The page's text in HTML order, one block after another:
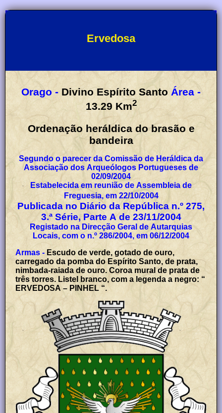
Ervedosa
Orago - Divino Espírito Santo Área -
13.29 Km2
Ordenação heráldica do brasão e
bandeira
Segundo o parecer da Comissão de Heráldica da
Associação dos Arqueólogos Portugueses de
02/09/2004
Estabelecida em reunião de Assembleia de
Freguesia, em 22/10/2004
Publicada no Diário da República n.º 275,
3.ª Série, Parte A de 23/11/2004
Registado na Direcção Geral de Autarquias
Locais, com o n.º 286/2004, em 06/12/2004
Armas - Escudo de verde, gotado de ouro,
carregado da pomba do Espírito Santo, de prata,
nimbada-raiada de ouro. Coroa mural de prata de
três torres. Listel branco, com a legenda a negro: “
ERVEDOSA – PINHEL “.